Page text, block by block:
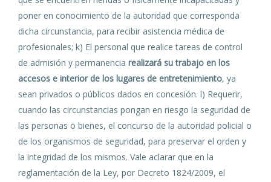
poner en conocimiento de la autoridad que corresponda
dicha circunstancia, para recibir asistencia médica de
profesionales; k) El personal que realice tareas de control
de admisión y permanencia realizará su trabajo en los
accesos e interior de los lugares de entretenimiento, ya
sean privados o públicos dados en concesión. l) Requerir,
cuando las circunstancias pongan en riesgo la seguridad de
las personas o bienes, el concurso de la autoridad policial o
de los organismos de seguridad, para preservar el orden y
la integridad de los mismos. Vale aclarar que en la
reglamentación de la Ley, por Decreto 1824/2009, el